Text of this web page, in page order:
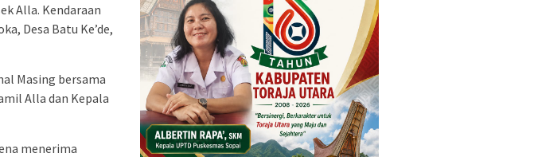
Alla. Kendaraan
Desa Batu Ke’de,
Masing bersama
Alla dan Kepala
menerima